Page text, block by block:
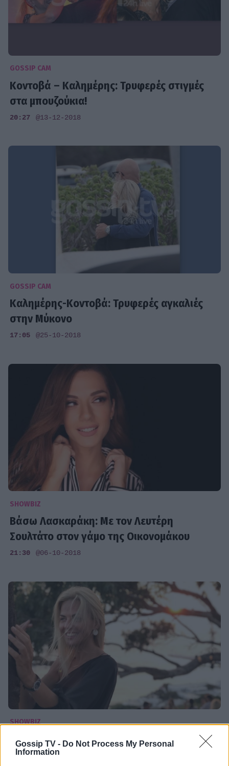
Gossip TV - Do Not Process My Personal
Information
GOSSIP CAM
Κοντοβά – Καλημέρης: Τρυφερές στιγμές
στα μπουζούκια!
20:27 @13-12-2018
GOSSIP CAM
Καλημέρης-Κοντοβά: Τρυφερές αγκαλιές
στην Μύκονο
17:05 @25-10-2018
SHOWBIZ
Βάσω Λασκαράκη: Με τον Λευτέρη
Σουλτάτο στον γάμο της Οικονομάκου
21:30 @06-10-2018
SHOWBIZ
Χριστίνα Κοντοβά: Η φωτογραφία και το
μήνυμα όλο νόημα